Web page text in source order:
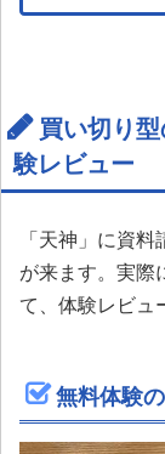
買い切り
験レビュー
「天神」に資
が来ます。実際
て、体験レビュ
無料体験